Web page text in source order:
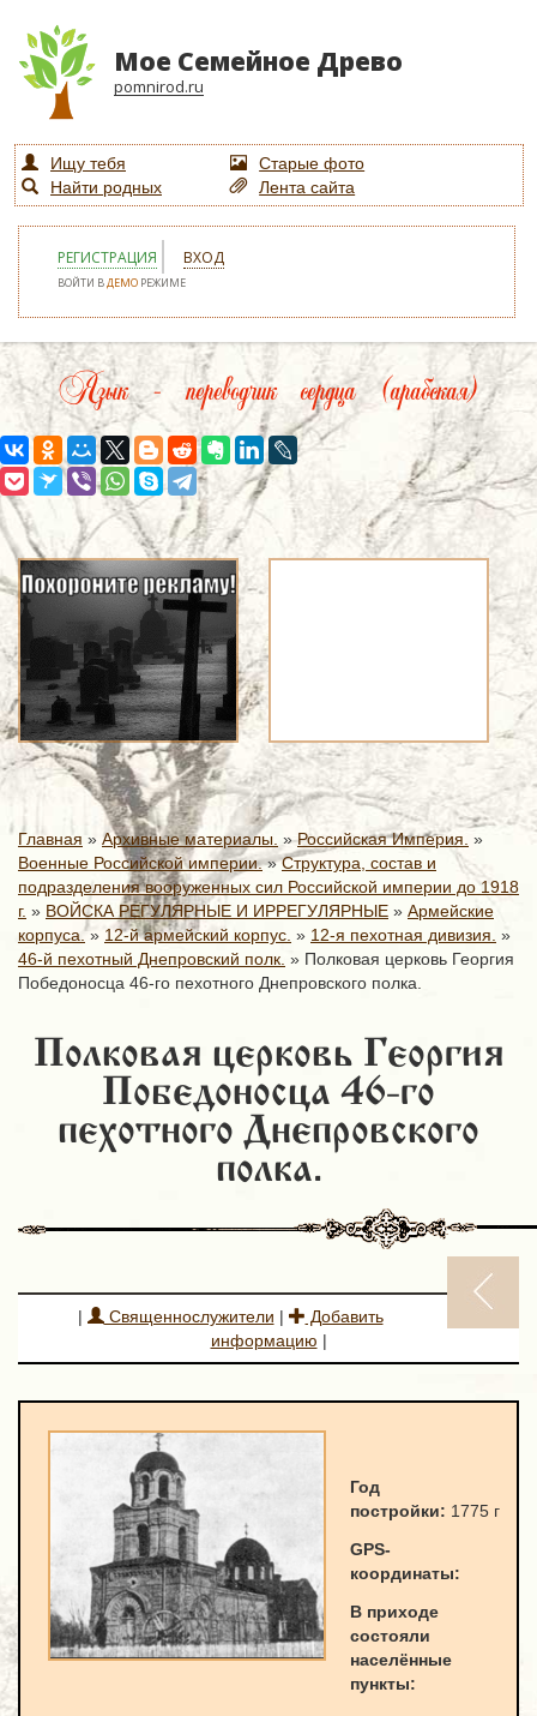
Мое Семейное Древо
pomnirod.ru
Ищу тебя
Старые фото
Найти родных
Лента сайта
РЕГИСТРАЦИЯ ВХОД
ВОЙТИ ВДЕМО РЕЖИМЕ
Язык – переводчик сердца (арабская)
Главная » Архивные материалы. »Российская Империя. »
Военные Российской империи.»Структура, состав и
подразделения вооруженных сил Российской империи до 1918
г. » ВОЙСКА РЕГУЛЯРНЫЕ И ИРРЕГУЛЯРНЫЕ » Армейские
корпуса.» 12-й армейский корпус. » 12-я пехотная дивизия. »
46-й пехотный Днепровский полк. » Полковая церковь Георгия
Победоносца 46-го пехотного Днепровского полка.
Полковая церковь Георгия
Победоносца 46-го
пехотного Днепровского
полка.
| Священнослужители |
Добавить
информацию |
Год
постройки: 1775 г
GPS-
координаты:
В приходе
состояли
населённые
пункты: